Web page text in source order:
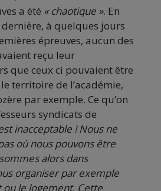
a été « chaotique ». En
à quelques jours
épreuves, aucun des
reçu leur
que ceux ci pouvaient être
territoire de l’académie,
par exemple. Ce qu’on
syndicats de
inacceptable ! Nous ne
où nous pouvons être
alors dans
organiser par exemple
le logement. Cette